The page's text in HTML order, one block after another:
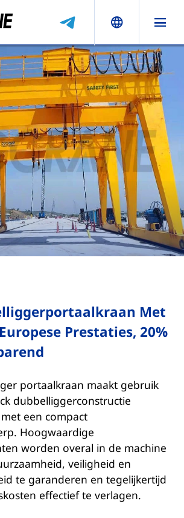
Met
Prestaties, 20%
portaalkraan maakt gebruik
dubbelliggerconstructie
een compact
Hoogwaardige
worden overal in de machine
veiligheid en
te garanderen en tegelijkertijd
effectief te verlagen.